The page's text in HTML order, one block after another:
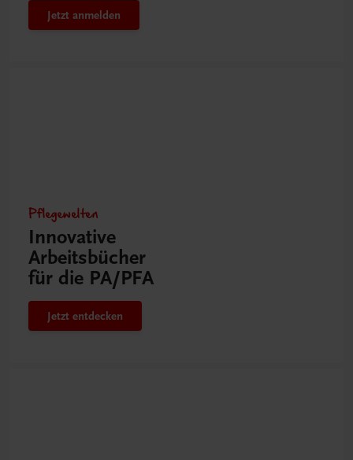
Jetzt anmelden
Pflegewelten
Innovative
Arbeitsbücher
für die PA/PFA
Jetzt entdecken